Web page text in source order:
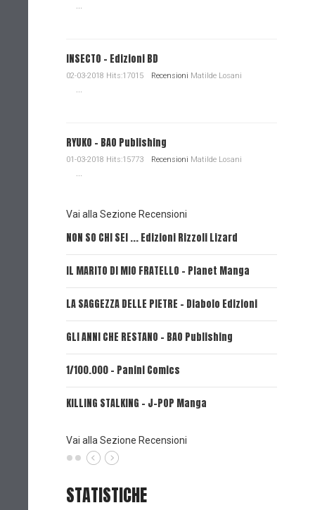
...
INSECTO - Edizioni BD
02-03-2018 Hits:17015 Recensioni Matilde Losani
...
RYUKO - BAO Publishing
01-03-2018 Hits:15773 Recensioni Matilde Losani
...
Vai alla Sezione Recensioni
NON SO CHI SEI ... Edizioni Rizzoli Lizard
IL MARITO DI MIO FRATELLO - Planet Manga
LA SAGGEZZA DELLE PIETRE - Diabolo Edizioni
GLI ANNI CHE RESTANO - BAO Publishing
1/100.000 - Panini Comics
KILLING STALKING - J-POP Manga
Vai alla Sezione Recensioni
STATISTICHE